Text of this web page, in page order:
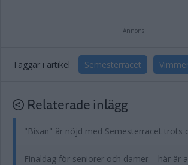
Annons:
Taggar i artikel Semesterracet
Relaterade inlägg
"Bisan" är nöjd med Semesterracet trots
Finaldag för seniorer och damer – här är